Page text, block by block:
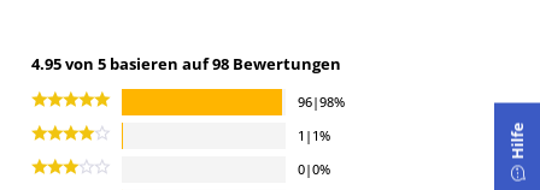
4.95 von 5 basieren auf 98 Bewertungen
96|98%
1|1%
0|0%
Hilfe